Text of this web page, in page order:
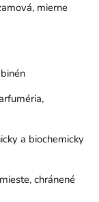
mierne
a biochemicky
chránené